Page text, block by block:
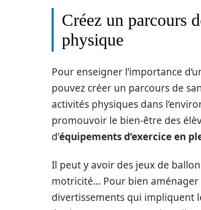
Créez un parcours
physique
Pour enseigner l’importance
pouvez créer un parcours de
activités physiques dans
promouvoir le bien-être des
d’équipements d’exercice en
Il peut y avoir des jeux de
motricité… Pour bien aménager
divertissements qui impliquent